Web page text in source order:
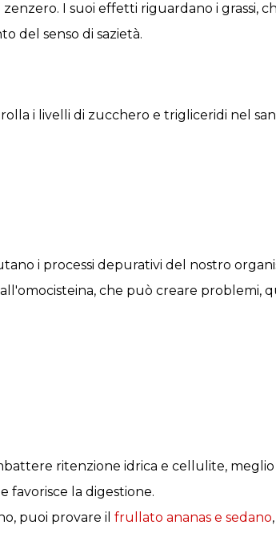
I suoi effetti riguardano i grassi,
del senso di sazietà.
i livelli di zucchero e trigliceridi nel
i processi depurativi del nostro
che può creare problemi,
ritenzione idrica e cellulite, meglio
favorisce la digestione.
puoi provare il frullato ananas e sedano